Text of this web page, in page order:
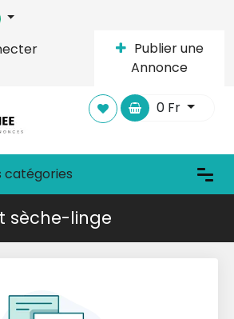
Publier une
Annonce
0 Fr
catégories
sèche-linge